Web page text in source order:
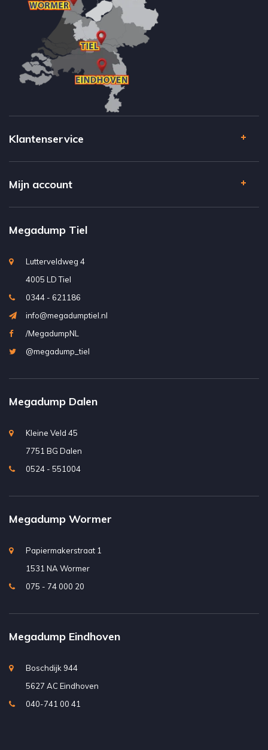
Klantenservice
Mijn account
Megadump Tiel
Lutterveldweg 4
4005 LD Tiel
0344 - 621186
info@megadumptiel.nl
/MegadumpNL
@megadump_tiel
Megadump Dalen
Kleine Veld 45
7751 BG Dalen
0524 - 551004
Megadump Wormer
Papiermakerstraat 1
1531 NA Wormer
075 - 74 000 20
Megadump Eindhoven
Boschdijk 944
5627 AC Eindhoven
040-741 00 41